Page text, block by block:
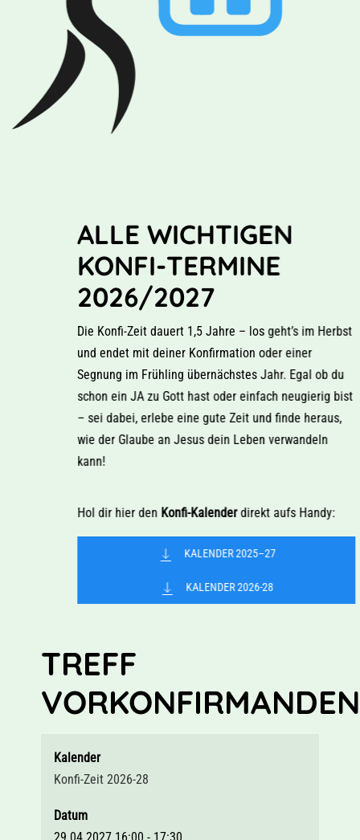
ALLE WICHTIGEN
KONFI-TERMINE
2026/2027
Die Konfi-Zeit dauert 1,5 Jahre – los geht’s im Herbst
und endet mit deiner Konfirmation oder einer
Segnung im Frühling übernächstes Jahr. Egal ob du
schon ein JA zu Gott hast oder einfach neugierig bist
– sei dabei, erlebe eine gute Zeit und finde heraus,
wie der Glaube an Jesus dein Leben verwandeln
Hol dir hier denKonfi-Kalenderdirekt aufs Handy:
KALENDER 2025–27
KALENDER 2026-28
TREFF
VORKONFIRMANDEN
Kalender
Konfi-Zeit 2026-28
Datum